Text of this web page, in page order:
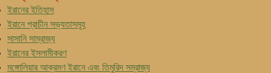
ইরানের ইতিহাস
ইরানে প্রাচীন সভ্যতাসমূহ
সাসানি সাম্রাজ্য
ইরানের ইসলামীকরণ
মঙ্গোলিয়ার আক্রমণ ইরানে এবং তিমুরিদ সম্রাজ্য